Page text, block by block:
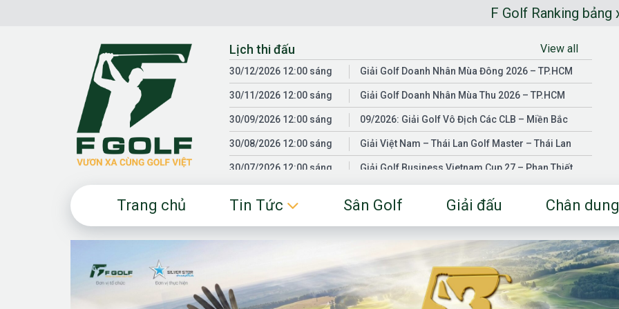
F Golf Ranking bảng xếp hạng
Lịch thi đấu View all
30/12/2026 12:00 sáng Giải Golf Doanh Nhân Mùa Đông 2026 – TP.HCM
30/11/2026 12:00 sáng Giải Golf Doanh Nhân Mùa Thu 2026 – TP.HCM
30/09/2026 12:00 sáng 09/2026: Giải Golf Vô Địch Các CLB – Miền Bắc
30/08/2026 12:00 sáng Giải Việt Nam – Thái Lan Golf Master – Thái Lan
30/07/2026 12:00 sáng Giải Golf Business Vietnam Cup 27 – Phan Thiết
30/01/2026 12:00 sáng
Fgolf Open Championship – Tây Ninh
18/04/2025 12:00 sáng Golf Business Vietnam Cup 25
Trang chủ Tin Tức Sân Golf Giải đấu Chân